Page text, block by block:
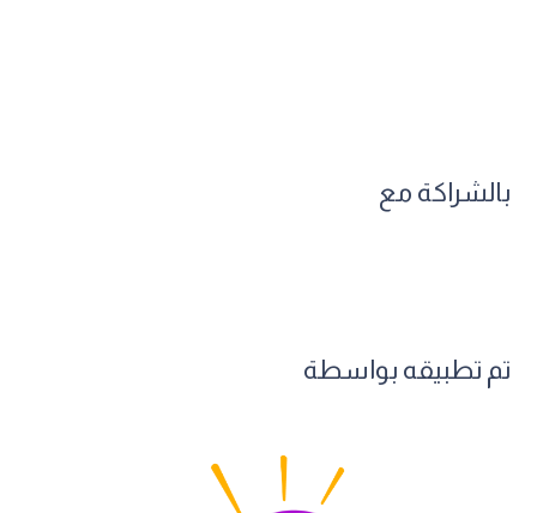
بالشراكة مع
تم تطبيقه بواسطة